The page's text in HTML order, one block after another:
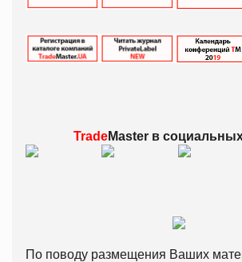
TradeMaster всоциальных
По поводу размещения Ваших